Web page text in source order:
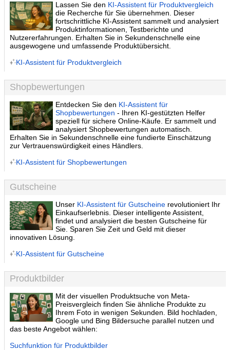
Lassen Sie den KI-Assistent für Produktvergleich
die Recherche für Sie übernehmen. Dieser
fortschrittliche KI-Assistent sammelt und analysiert
Produktinformationen, Testberichte und
Nutzererfahrungen. Erhalten Sie in Sekundenschnelle eine
ausgewogene und umfassende Produktübersicht.
KI-Assistent für Produktvergleich
Shopbewertungen
Entdecken Sie den KI-Assistent für
Shopbewertungen - Ihren KI-gestützten Helfer
speziell für sichere Online-Käufe. Er sammelt und
analysiert Shopbewertungen automatisch.
Erhalten Sie in Sekundenschnelle eine fundierte Einschätzung
zur Vertrauenswürdigkeit eines Händlers.
KI-Assistent für Shopbewertungen
Gutscheine
Unser KI-Assistent für Gutscheine revolutioniert Ihr
Einkaufserlebnis. Dieser intelligente Assistent,
findet und analysiert die besten Gutscheine für
Sie. Sparen Sie Zeit und Geld mit dieser
innovativen Lösung.
KI-Assistent für Gutscheine
Produktbilder
Mit der visuellen Produktsuche von Meta-
Preisvergleich finden Sie ähnliche Produkte zu
Ihrem Foto in wenigen Sekunden. Bild hochladen,
Google und Bing Bildersuche parallel nutzen und
das beste Angebot wählen:
Suchfunktion für Produktbilder